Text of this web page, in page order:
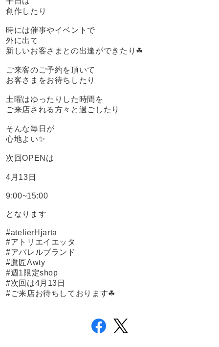
創作したり
時には催事やイベントで
外に出て
新しいお客さまとの出逢ができたり☘
ご来客のご予約を頂いて
お客さまをお待ちしたり
土曜はゆったりした時間を
ご来店される方々と過ごしたり
そんな毎日が
心地よい✨
次回OPENは
4月13日
9:00~15:00
となります
#atelierHjarta
#アトリエイエッタ
#アパレルブランド
#鷹匠Awty
#週1限定shop
#次回は4月13日
#ご来店お待ちしております☘